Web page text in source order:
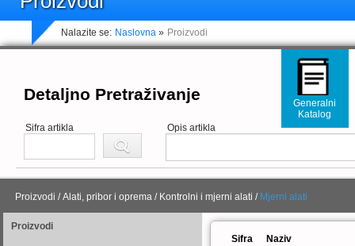
Nalazite se: Naslovna » Proizvodi
Generalni
Katalog
Detaljno Pretraživanje
Sifra artikla Opis artikla
Proizvodi / Alati, pribor i oprema / Kontrolni i mjerni alati / Mjerni alati
Proizvodi
Sifra
Naziv